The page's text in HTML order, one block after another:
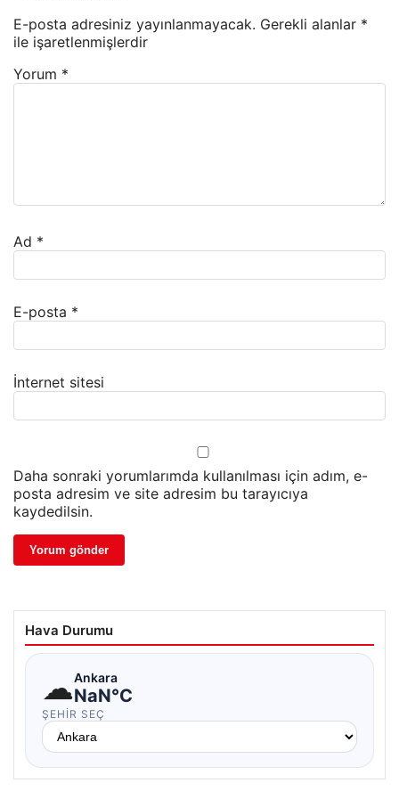
E-posta adresiniz yayınlanmayacak. Gerekli alanlar *
ile işaretlenmişlerdir
Yorum *
Ad *
E-posta *
İnternet sitesi
Daha sonraki yorumlarımda kullanılması için adım, e-
posta adresim ve site adresim bu tarayıcıya
kaydedilsin.
Hava Durumu
☁Ankara
NaN°C
ŞEHIR SEÇ